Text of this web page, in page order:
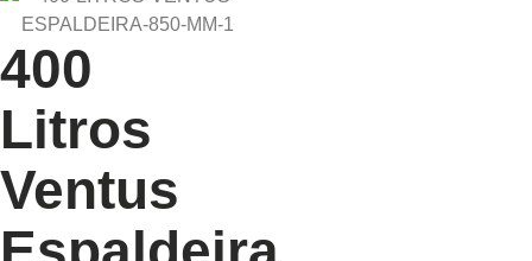
400
Litros
Ventus